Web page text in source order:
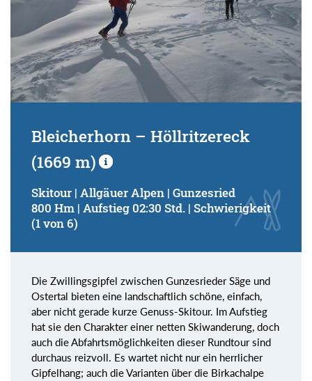
Bleicherhorn – Höllritzereck
(1669 m)
Skitour | Allgäuer Alpen | Gunzesried
800 Hm | Aufstieg 02:30 Std. | Schwierigkeit
(1 von 6)
Die Zwillingsgipfel zwischen Gunzesrieder Säge und
Ostertal bieten eine landschaftlich schöne, einfach,
aber nicht gerade kurze Genuss-Skitour. Im Aufstieg
hat sie den Charakter einer netten Skiwanderung, doch
auch die Abfahrtsmöglichkeiten dieser Rundtour sind
durchaus reizvoll. Es wartet nicht nur ein herrlicher
Gipfelhang; auch die Varianten über die Birkachalpe